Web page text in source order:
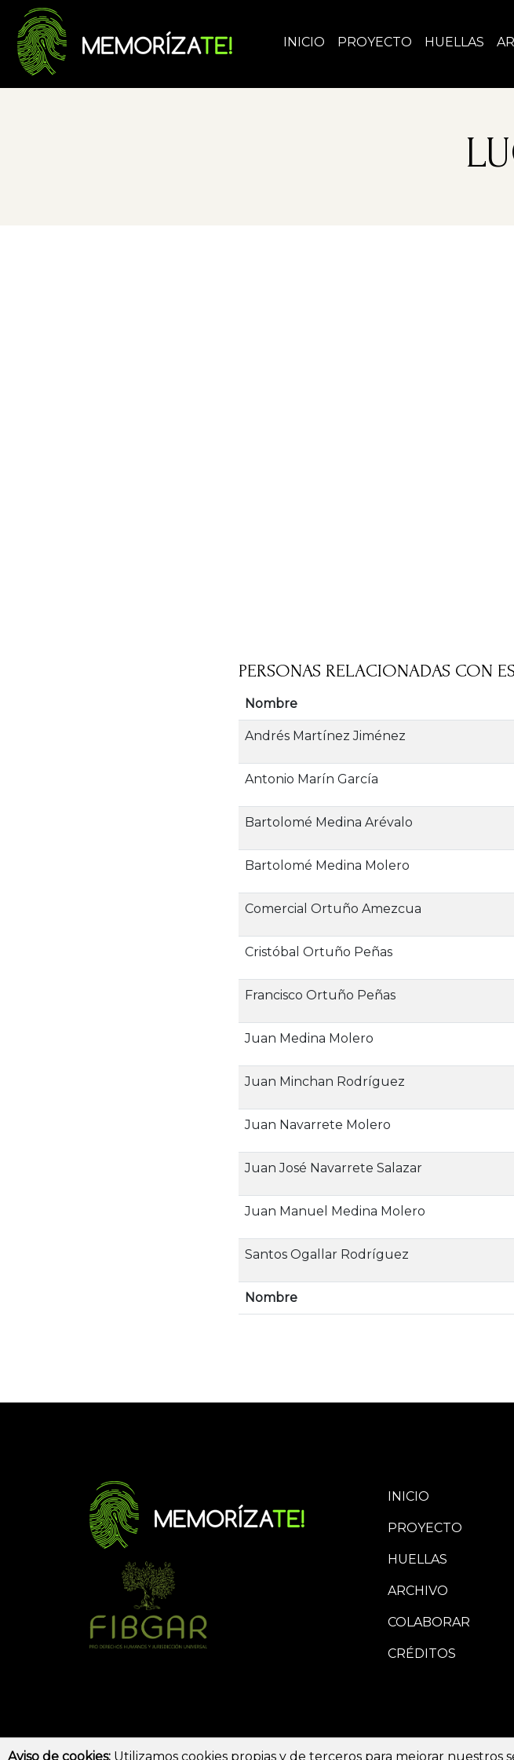
INICIO PROYECTO HUELLAS
PERSONAS RELACIONADAS CON
Nombre
Andrés Martínez Jiménez
Antonio Marín García
Bartolomé Medina Arévalo
Bartolomé Medina Molero
Comercial Ortuño Amezcua
Cristóbal Ortuño Peñas
Francisco Ortuño Peñas
Juan Medina Molero
Juan Minchan Rodríguez
Juan Navarrete Molero
Juan José Navarrete Salazar
Juan Manuel Medina Molero
Santos Ogallar Rodríguez
Nombre
INICIO
PROYECTO
HUELLAS
ARCHIVO
COLABORAR
CRÉDITOS
© Copyright 2026 - All Rights Reserved
Aviso de cookies: Utilizamos cookies propias y de terceros para mejorar nuestros